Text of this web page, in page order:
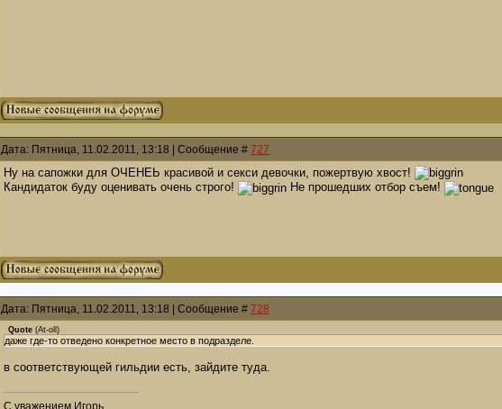
Дата: Пятница, 11.02.2011, 13:18 | Сообщение # 727
Ну на сапожки для ОЧЕНЕЬ красивой и секси девочки, пожертвую хвост!
Кандидаток буду оценивать очень строго!
Не прошедших отбор съем!
Дата: Пятница, 11.02.2011, 13:18 | Сообщение # 728
Quote (At-oll )
даже где-то отведено конкретное место в подразделе.
в соответствующей гильдии есть, зайдите туда.
С уважением Игорь.